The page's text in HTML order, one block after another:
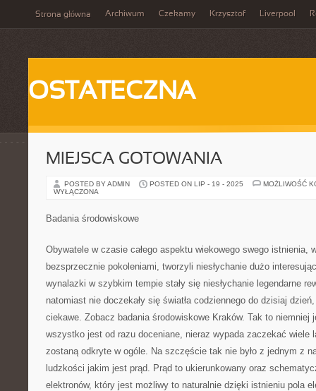
Strona główna Archiwum Czekamy Krzysztof Liverpool
OSTATECZNA
MIEJSCA GOTOWANIA
POSTED BY ADMIN POSTED ON LIP - 19 - 2025
MOŻLIWOŚĆ
WYŁĄCZONA
Badania środowiskowe
Obywatele w czasie całego aspektu wiekowego swego istnienia,
bezsprzecznie pokoleniami, tworzyli niesłychanie dużo
wynalazki w szybkim tempie stały się niesłychanie legendarne
natomiast nie doczekały się światła codziennego do dzisiaj
ciekawe. Zobacz badania środowiskowe Kraków. Tak to niemniej
wszystko jest od razu doceniane, nieraz wypada zaczekać wiele
zostaną odkryte w ogóle. Na szczęście tak nie było z jednym z
ludzkości jakim jest prąd. Prąd to ukierunkowany oraz
elektronów, który jest możliwy to naturalnie dzięki istnieniu pola